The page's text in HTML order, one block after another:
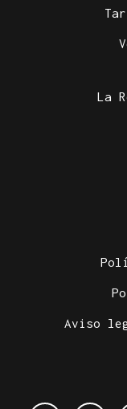
La
Aviso